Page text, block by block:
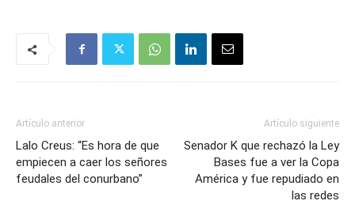
Artículo anterior
Lalo Creus: “Es hora de que
empiecen a caer los señores
feudales del conurbano”
Artículo siguiente
Senador K que rechazó la Ley
Bases fue a ver la Copa
América y fue repudiado en
las redes